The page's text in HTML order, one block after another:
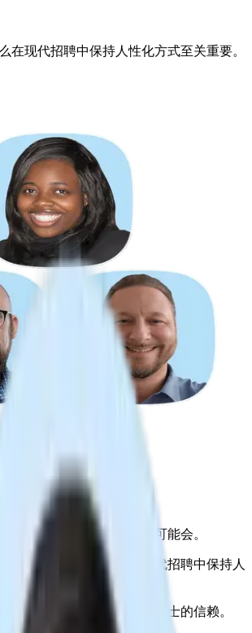
在现代招聘中保持人性化方式至关重要。
但忽视人与人之间的联系可能会。
位招聘专家分享他们在现代招聘中保持人
受到全球超过10万名专业人士的信赖。